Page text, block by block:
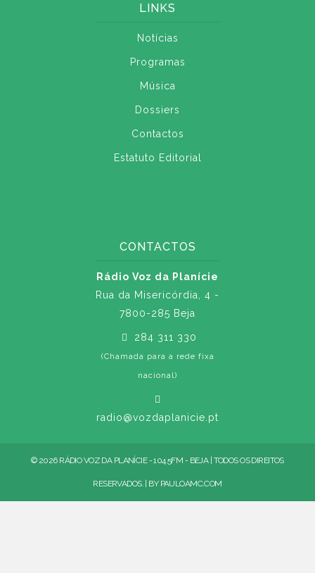
LINKS
Notícias
Programas
Música
Dossiers
Contactos
Estatuto Editorial
CONTACTOS
Rádio Voz da Planície
Rua da Misericórdia, 4 -
7800-285 Beja
284 311 330
(Chamada para a rede fixa
nacional)
radio@vozdaplanicie.pt
© 2026 RÁDIO VOZ DA PLANÍCIE - 104.5FM - BEJA | TODOS OS DIREITOS
RESERVADOS. | BY PAULOAMC.COM